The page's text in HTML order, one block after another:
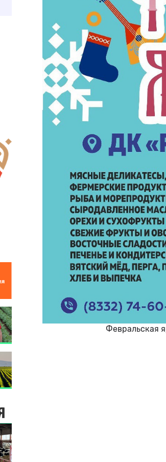
Февральская